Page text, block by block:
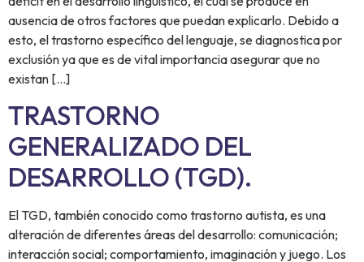
ausencia de otros factores que puedan explicarlo. Debido a
esto, el trastorno específico del lenguaje, se diagnostica por
exclusión ya que es de vital importancia asegurar que no
existan […]
TRASTORNO
GENERALIZADO DEL
DESARROLLO (TGD).
El TGD, también conocido como trastorno autista, es una
alteración de diferentes áreas del desarrollo: comunicación;
interacción social; comportamiento, imaginación y juego. Los